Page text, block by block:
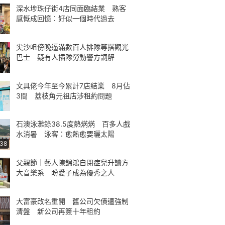
深水埗珠仔街4店同面臨結業 熟客
感慨成回憶：好似一個時代過去
尖沙咀傍晚逼滿數百人排隊等搭觀光
巴士 疑有人插隊勞動警方調解
文具佬今年至今累計7店結業 8月佔
3間 荔枝角元祖店涉租約問題
石澳泳灘錄38.5度熱焫焫 百多人戲
水消暑 泳客：愈熱愈要曬太陽
父親節｜藝人陳錦鴻自閉症兒升讀方
大音樂系 盼愛子成為優秀之人
大富豪改名重開 舊公司欠債遭強制
清盤 新公司再簽十年租約